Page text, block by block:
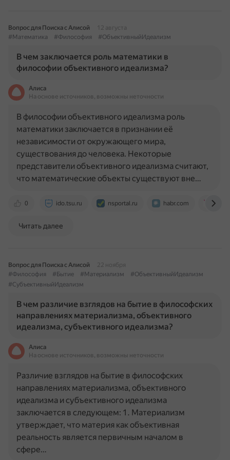
Вопрос для Поиска с Алисой
12 августа
#Математика
#Философия #ОбъективныйИдеализм
В чем заключается роль математики в
философии объективного идеализма?
Алиса
На основе источников, возможны неточности
0 ido.tsu.ru nsportal.ru habr.com
В философии объективного идеализма роль
математики заключается в признании её
независимости от окружающего мира,
существования до человека. Некоторые
представители объективного идеализма считают,
что математические объекты существуют вне…
Читать далее
Вопрос для Поиска с Алисой
22 ноября
#Философия
#Бытие #Материализм
#ОбъективныйИдеализм
#СубъективныйИдеализм
В чем различие взглядов на бытие в философских
направлениях материализма, объективного
идеализма, субъективного идеализма?
Алиса
На основе источников, возможны неточности
Различие взглядов на бытие в философских
направлениях материализма, объективного
идеализма и субъективного идеализма
заключается в следующем: 1. Материализм
утверждает, что материя как объективная
реальность является первичным началом в
сфере…